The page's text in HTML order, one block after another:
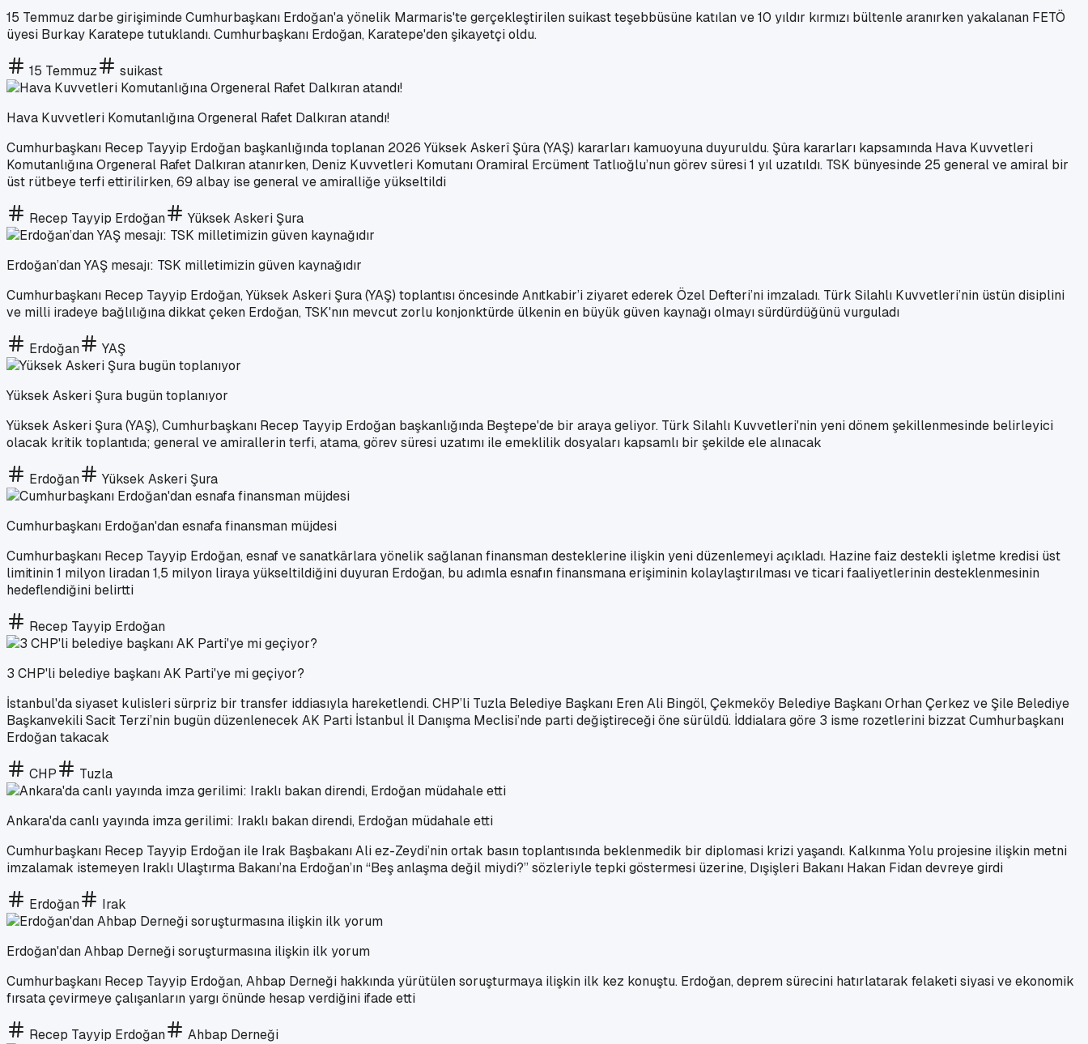
15 Temmuz darbe girişiminde Cumhurbaşkanı Erdoğan'a yönelik Marmaris'te gerçekleştirilen suikast teşebbüsüne katılan ve 10 yıldır kırmızı bültenle aranırken yakalanan FETÖ
üyesi Burkay Karatepe tutuklandı. Cumhurbaşkanı Erdoğan, Karatepe'den şikayetçi oldu.
15 Temmuz suikast
Hava Kuvvetleri Komutanlığına Orgeneral Rafet Dalkıran atandı!
Cumhurbaşkanı Recep Tayyip Erdoğan başkanlığında toplanan 2026 Yüksek Askerî Şûra (YAŞ) kararları kamuoyuna duyuruldu. Şûra kararları kapsamında Hava Kuvvetleri
Komutanlığına Orgeneral Rafet Dalkıran atanırken, Deniz Kuvvetleri Komutanı Oramiral Ercüment Tatlıoğlu’nun görev süresi 1 yıl uzatıldı. TSK bünyesinde 25 general ve amiral bir
üst rütbeye terfi ettirilirken, 69 albay ise general ve amiralliğe yükseltildi
Recep Tayyip Erdoğan Yüksek Askeri Şura
Erdoğan’dan YAŞ mesajı: TSK milletimizin güven kaynağıdır
Cumhurbaşkanı Recep Tayyip Erdoğan, Yüksek Askeri Şura (YAŞ) toplantısı öncesinde Anıtkabir’i ziyaret ederek Özel Defteri’ni imzaladı. Türk Silahlı Kuvvetleri’nin üstün disiplini
ve milli iradeye bağlılığına dikkat çeken Erdoğan, TSK'nın mevcut zorlu konjonktürde ülkenin en büyük güven kaynağı olmayı sürdürdüğünü vurguladı
Erdoğan YAŞ
Yüksek Askeri Şura bugün toplanıyor
Yüksek Askeri Şura (YAŞ), Cumhurbaşkanı Recep Tayyip Erdoğan başkanlığında Beştepe'de bir araya geliyor. Türk Silahlı Kuvvetleri'nin yeni dönem şekillenmesinde belirleyici
olacak kritik toplantıda; general ve amirallerin terfi, atama, görev süresi uzatımı ile emeklilik dosyaları kapsamlı bir şekilde ele alınacak
Erdoğan Yüksek Askeri Şura
Cumhurbaşkanı Erdoğan'dan esnafa finansman müjdesi
Cumhurbaşkanı Recep Tayyip Erdoğan, esnaf ve sanatkârlara yönelik sağlanan finansman desteklerine ilişkin yeni düzenlemeyi açıkladı. Hazine faiz destekli işletme kredisi üst
limitinin 1 milyon liradan 1,5 milyon liraya yükseltildiğini duyuran Erdoğan, bu adımla esnafın finansmana erişiminin kolaylaştırılması ve ticari faaliyetlerinin desteklenmesinin
hedeflendiğini belirtti
Recep Tayyip Erdoğan
3 CHP'li belediye başkanı AK Parti'ye mi geçiyor?
İstanbul'da siyaset kulisleri sürpriz bir transfer iddiasıyla hareketlendi. CHP’li Tuzla Belediye Başkanı Eren Ali Bingöl, Çekmeköy Belediye Başkanı Orhan Çerkez ve Şile Belediye
Başkanvekili Sacit Terzi’nin bugün düzenlenecek AK Parti İstanbul İl Danışma Meclisi’nde parti değiştireceği öne sürüldü. İddialara göre 3 isme rozetlerini bizzat Cumhurbaşkanı
Erdoğan takacak
CHP Tuzla
Ankara'da canlı yayında imza gerilimi: Iraklı bakan direndi, Erdoğan müdahale etti
Cumhurbaşkanı Recep Tayyip Erdoğan ile Irak Başbakanı Ali ez-Zeydi’nin ortak basın toplantısında beklenmedik bir diplomasi krizi yaşandı. Kalkınma Yolu projesine ilişkin metni
imzalamak istemeyen Iraklı Ulaştırma Bakanı’na Erdoğan’ın “Beş anlaşma değil miydi?” sözleriyle tepki göstermesi üzerine, Dışişleri Bakanı Hakan Fidan devreye girdi
Erdoğan Irak
Erdoğan'dan Ahbap Derneği soruşturmasına ilişkin ilk yorum
Cumhurbaşkanı Recep Tayyip Erdoğan, Ahbap Derneği hakkında yürütülen soruşturmaya ilişkin ilk kez konuştu. Erdoğan, deprem sürecini hatırlatarak felaketi siyasi ve ekonomik
fırsata çevirmeye çalışanların yargı önünde hesap verdiğini ifade etti
Recep Tayyip Erdoğan Ahbap Derneği